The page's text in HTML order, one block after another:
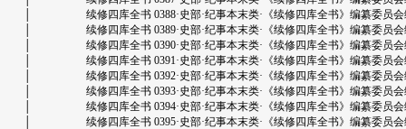
│ 续修四库全书 0388·史部·纪事本末类·《续修四库全书》编纂委员会编
│ 续修四库全书 0389·史部·纪事本末类·《续修四库全书》编纂委员会编
│ 续修四库全书 0390·史部·纪事本末类·《续修四库全书》编纂委员会编
│ 续修四库全书 0391·史部·纪事本末类·《续修四库全书》编纂委员会编
│ 续修四库全书 0392·史部·纪事本末类·《续修四库全书》编纂委员会编
│ 续修四库全书 0393·史部·纪事本末类·《续修四库全书》编纂委员会编
│ 续修四库全书 0394·史部·纪事本末类·《续修四库全书》编纂委员会编
│ 续修四库全书 0395·史部·纪事本末类·《续修四库全书》编纂委员会编